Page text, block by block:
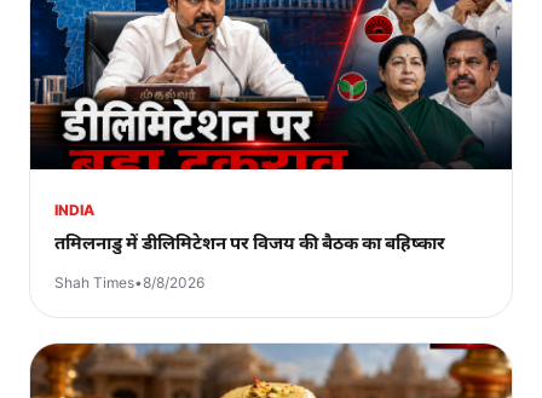
INDIA
तमिलनाडु में डीलिमिटेशन पर विजय की बैठक का बहिष्कार
Shah Times•8/8/2026